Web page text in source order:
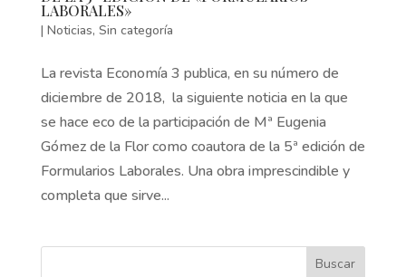
LABORALES»
| Noticias, Sin categoría
La revista Economía 3 publica, en su número de
diciembre de 2018, la siguiente noticia en la que
se hace eco de la participación de Mª Eugenia
Gómez de la Flor como coautora de la 5ª edición de
Formularios Laborales. Una obra imprescindible y
completa que sirve...
Buscar